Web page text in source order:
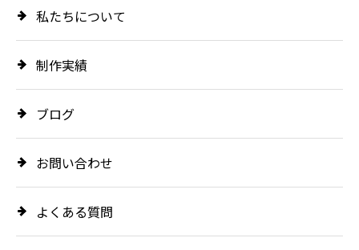
私たちについて
制作実績
ブログ
お問い合わせ
よくある質問